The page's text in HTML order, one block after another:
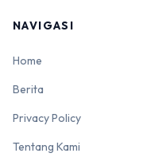
NAVIGASI
Home
Berita
Privacy Policy
Tentang Kami